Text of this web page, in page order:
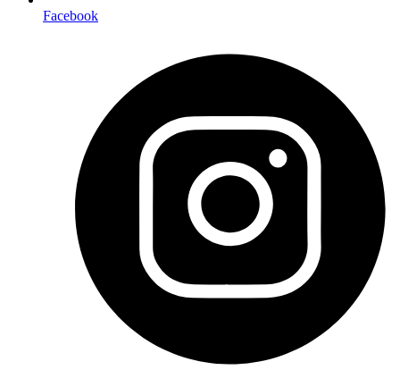
Facebook